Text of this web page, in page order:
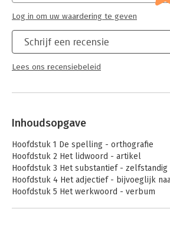
Schrijf een recensie
Lees ons recensiebeleid
Log in om uw waardering te geven
Inhoudsopgave
Hoofdstuk 1 De spelling - orthografie
Hoofdstuk 2 Het lidwoord - artikel
Hoofdstuk 3 Het substantief - zelfstandig
Hoofdstuk 4 Het adjectief - bijvoeglijk
Hoofdstuk 5 Het werkwoord - verbum